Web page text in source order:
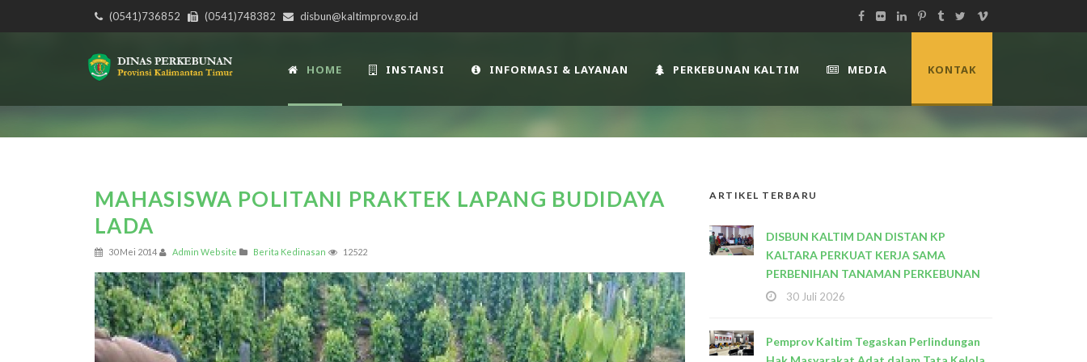
(0541)736852 (0541)748382 disbun@kaltimprov.go.id
HOME INSTANSI INFORMASI & LAYANAN PERKEBUNAN KALTIM MEDIA KONTAK
MAHASISWA POLITANI PRAKTEK LAPANG BUDIDAYA
LADA
30 Mei 2014 Admin Website Berita Kedinasan 12522
ARTIKEL TERBARU
DISBUN KALTIM DAN DISTAN KP
KALTARA PERKUAT KERJA SAMA
PERBENIHAN TANAMAN PERKEBUNAN
30 Juli 2026
Pemprov Kaltim Tegaskan Perlindungan